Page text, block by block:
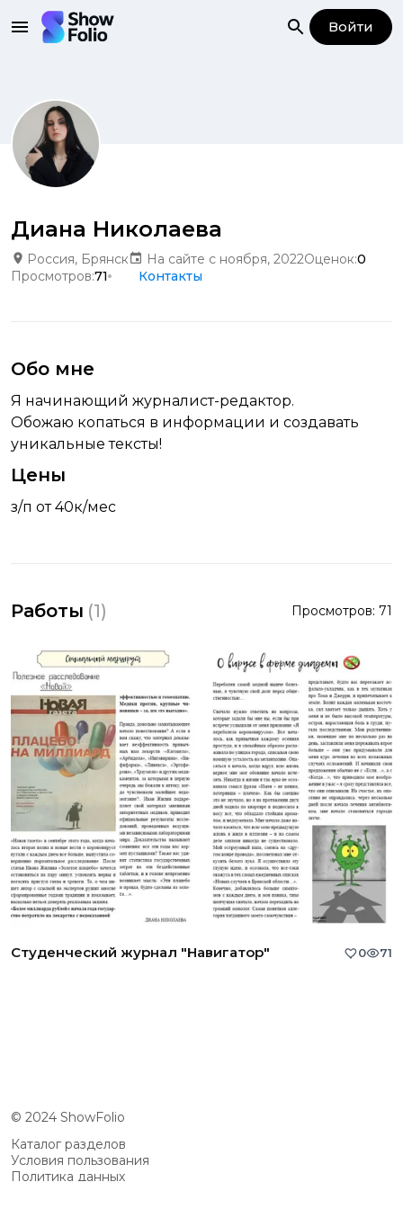
Войти
Диана Николаева
Россия, Брянск На сайте с ноября, 2022Оценок:0
Просмотров:71 Контакты
Обо мне
Я начинающий журналист-редактор.
Обожаю копаться в информации и создавать
уникальные тексты!
Цены
з/п от 40к/мес
Работы (1) Просмотров: 71
Студенческий журнал "Навигатор" 0 71
© 2024 ShowFolio
Каталог разделов
Условия пользования
Политика данных